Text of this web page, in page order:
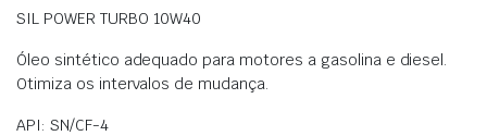
SIL POWER TURBO 10W40
Óleo sintético adequado para motores a gasolina e diesel.
Otimiza os intervalos de mudança.
API: SN/CF-4